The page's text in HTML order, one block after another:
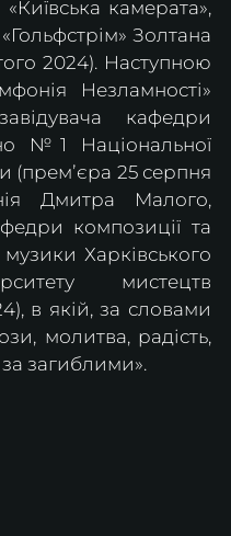
камерата»,
Золтана
2024). Наступною
Незламності»
кафедри
№1 Національної
(премʼєра 25 серпня
Дмитра Малого,
композиції та
музики Харківського
мистецтв
в якій, за словами
молитва, радість,
загиблими».